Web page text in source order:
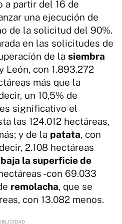
a partir del 16 de
una ejecución de
de la solicitud del 90%.
en las solicitudes de
de la siembra
León, con 1.893.272
más que la
un 10,5% de
significativo el
las 124.012 hectáreas,
y de la patata, con
2.108 hectáreas
baja la superficie de
-con 69.033
remolacha, que se
con 13.082 menos.